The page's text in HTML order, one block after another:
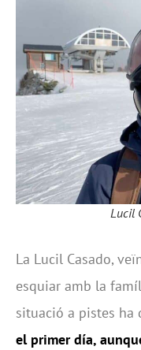
Lucil
La Lucil Casado,
esquiar amb la
situació a pistes ha
el primer día,